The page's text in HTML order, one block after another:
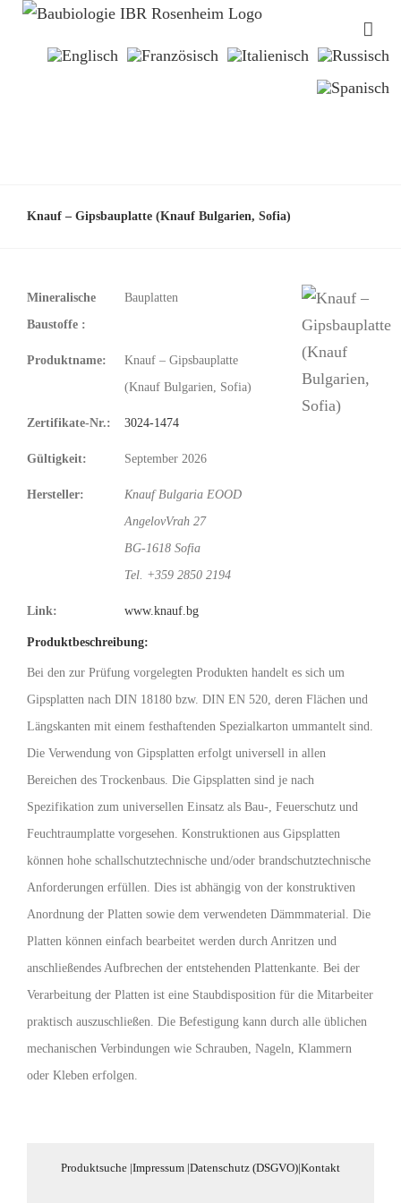
Knauf – Gipsbauplatte (Knauf Bulgarien, Sofia)
Mineralische
Baustoffe :
Bauplatten
Produktname:
Knauf – Gipsbauplatte
(Knauf Bulgarien, Sofia)
Zertifikate-Nr.: 3024-1474
Gültigkeit: September 2026
Hersteller:
Knauf Bulgaria EOOD
AngelovVrah 27
BG-1618 Sofia
Tel. +359 2850 2194
Link: www.knauf.bg
Produktbeschreibung:
Bei den zur Prüfung vorgelegten Produkten handelt es sich um
Gipsplatten nach DIN 18180 bzw. DIN EN 520, deren Flächen und
Längskanten mit einem festhaftenden Spezialkarton ummantelt sind.
Die Verwendung von Gipsplatten erfolgt universell in allen
Bereichen des Trockenbaus. Die Gipsplatten sind je nach
Spezifikation zum universellen Einsatz als Bau-, Feuerschutz und
Feuchtraumplatte vorgesehen. Konstruktionen aus Gipsplatten
können hohe schallschutztechnische und/oder brandschutztechnische
Anforderungen erfüllen. Dies ist abhängig von der konstruktiven
Anordnung der Platten sowie dem verwendeten Dämmmaterial. Die
Platten können einfach bearbeitet werden durch Anritzen und
anschließendes Aufbrechen der entstehenden Plattenkante. Bei der
Verarbeitung der Platten ist eine Staubdisposition für die Mitarbeiter
praktisch auszuschließen. Die Befestigung kann durch alle üblichen
mechanischen Verbindungen wie Schrauben, Nageln, Klammern
oder Kleben erfolgen.
Produktsuche |Impressum |Datenschutz (DSGVO)|Kontakt